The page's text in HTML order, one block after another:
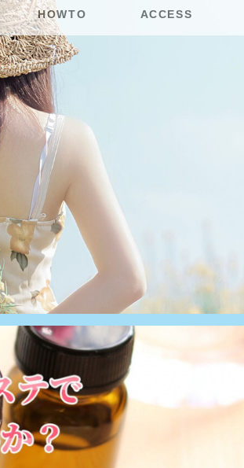
HOWTO ACCESS